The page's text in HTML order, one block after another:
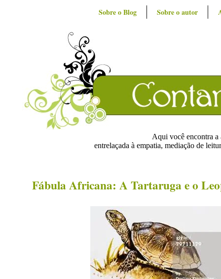
Sobre o Blog Sobre o autor
Aqui você encontra
entrelaçada à empatia, mediação de
Fábula Africana: A Tartaruga e o